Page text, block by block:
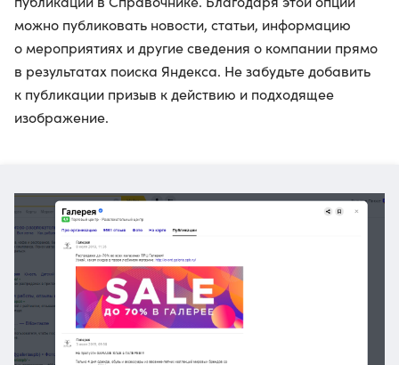
можно публиковать новости, статьи, информацию
о мероприятиях и другие сведения о компании прямо
в результатах поиска Яндекса. Не забудьте добавить
к публикации призыв к действию и подходящее
изображение.